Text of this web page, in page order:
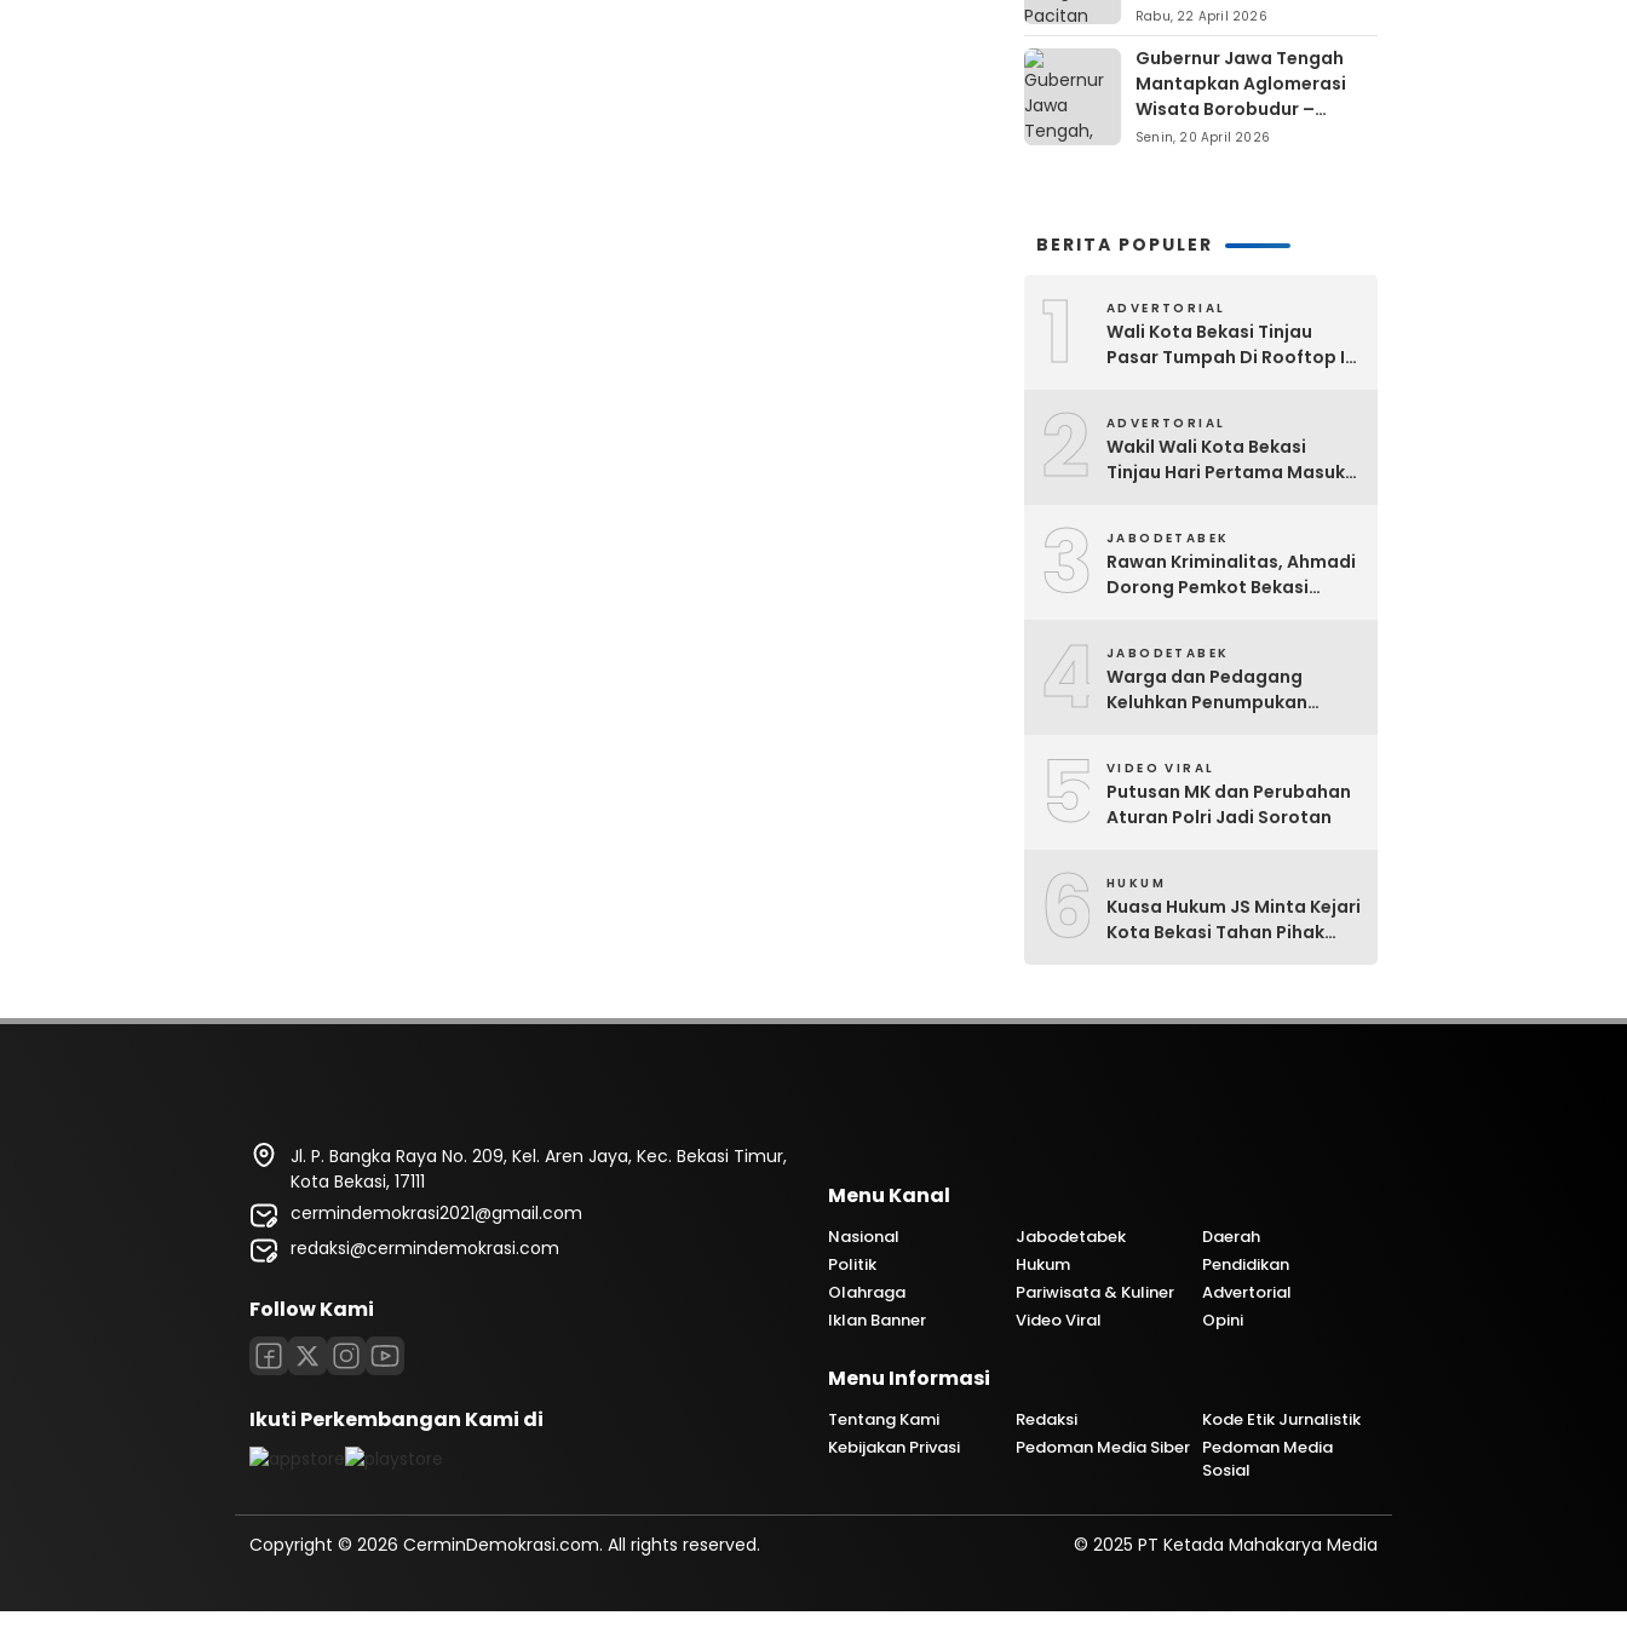
Berdiri Di Atas Lahan Milik
Warga
Rabu, 22 April 2026
Gubernur Jawa Tengah
Mantapkan Aglomerasi
Wisata Borobudur –
Kopeng – Rawa Pening
Senin, 20 April 2026
BERITA POPULER
1 ADVERTORIAL
Wali Kota Bekasi Tinjau
Pasar Tumpah Di Rooftop I
Disiapkan Bertahap
2 ADVERTORIAL
Wakil Wali Kota Bekasi
Tinjau Hari Pertama Masuk
Ajaran Baru 2026
3 JABODETABEK
Rawan Kriminalitas, Ahmadi
Dorong Pemkot Bekasi
4 JABODETABEK
Warga dan Pedagang
Keluhkan Penumpukan
5 VIDEO VIRAL
Putusan MK dan Perubahan
Aturan Polri Jadi Sorotan
6 HUKUM
Kuasa Hukum JS Minta Kejari
Kota Bekasi Tahan Pihak
Jl. P. Bangka Raya No. 209, Kel. Aren Jaya, Kec. Bekasi Timur,
Kota Bekasi, 17111
cermindemokrasi2021@gmail.com
redaksi@cermindemokrasi.com
Follow Kami
Ikuti Perkembangan Kami di
Menu Kanal
Nasional Jabodetabek
Daerah
Politik
Hukum
Pendidikan
Olahraga
Pariwisata & Kuliner
Advertorial
Iklan Banner
Video Viral Opini
Menu Informasi
Tentang Kami Redaksi
Kode Etik Jurnalistik
Kebijakan Privasi
Pedoman Media Siber Pedoman Media
Sosial
Copyright © 2026 CerminDemokrasi.com. All rights reserved. © 2025 PT Ketada Mahakarya Media